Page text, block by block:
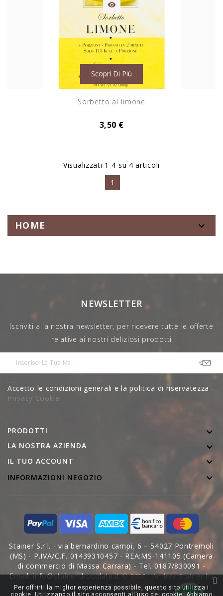

Scopri Di Più
Sorbetto al limone
3,50 €
Visualizzati 1-4 su 4 articoli
1
HOME 
NEWSLETTER
Iscriviti alla nostra newsletter, per ricevere tutte le offerte
relative ai nostri deliziosi prodotti
Accetto le condizioni generali e la politica di riservatezza -
Privacy Cookie
PRODOTTI 
LA NOSTRA AZIENDA 
IL TUO ACCOUNT 
INFORMAZIONI NEGOZIO 
Stainer S.r.l. - via bernardino campi, 6 – 54027 Pontremoli
(MS) - P.IVA/C.F. 01439310457 - REA:MS-141105 (Camera
di commercio di Massa Carrara) - Tel. 0187/830091 -
Email: info@stainerchocolate.it© 2026 - Andrea Stainer by
WedDoctor
Per offrirti la miglior esperienza possibile, questo sito utilizza i
cookie. Utilizzando il sito acconsenti all'uso dei cookie. Abbiamo